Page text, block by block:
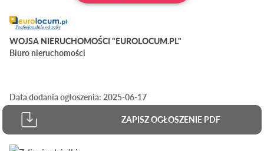
WOJSA NIERUCHOMOŚCI "EUROLOCUM.PL"
Biuro nieruchomości
Data dodania ogłoszenia: 2025-06-17
ZAPISZ OGŁOSZENIE PDF